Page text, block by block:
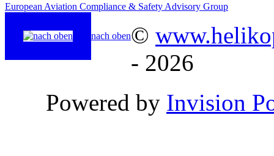
European Aviation Compliance & Safety Advisory Group
nach oben©
- 2026
Powered by Invision